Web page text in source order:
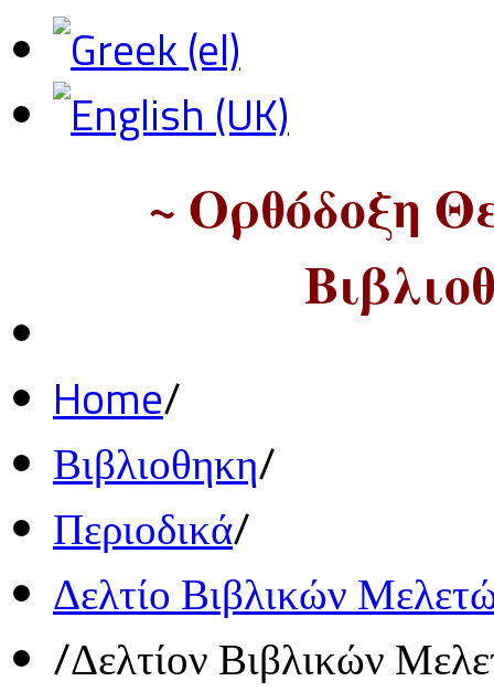
~ Ορθόδοξη
Home/
Βιβλιοθηκη/
Περιοδικά/
Δελτίο Βιβλικών
/Δελτίον Βιβλικών